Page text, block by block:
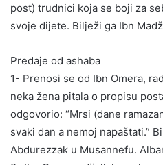
post) trudnici koja se boji za
svoje dijete. Bilježi ga Ibn
Predaje od ashaba
1- Prenosi se od Ibn Omera,
neka žena pitala o propisu
odgovorio: “Mrsi (dane
svaki dan a nemoj napaštati.”
Abdurezzak u Musannefu.